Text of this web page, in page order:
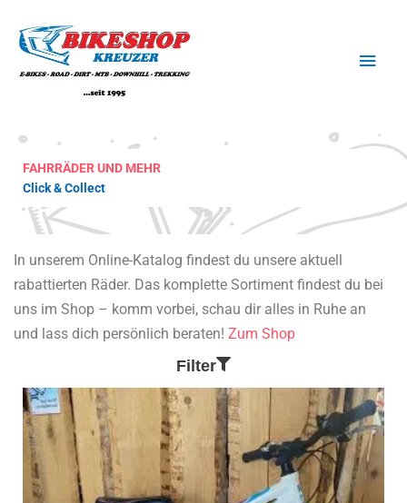
Inhalt
springen
FAHRRÄDER UND MEHR
Click & Collect
In unserem Online-Katalog findest du unsere aktuell
rabattierten Räder. Das komplette Sortiment findest du bei
uns im Shop – komm vorbei, schau dir alles in Ruhe an
und lass dich persönlich beraten! Zum Shop
Filter